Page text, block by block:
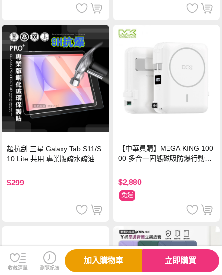
超抗刮 三星 Galaxy Tab S11/S
10 Lite 共用 專業版疏水疏油9H
$299
【中華員購】MEGA KING 100
00 多合一固態磁吸防爆行動電
$2,880
免運
收藏清單 瀏覽紀錄
加入購物車 立即購買